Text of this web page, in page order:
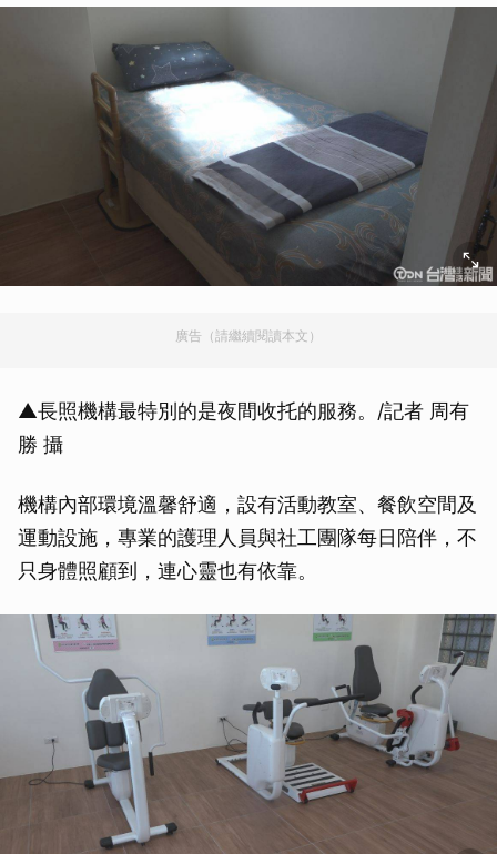
廣告（請繼續閱讀本文）
▲長照機構最特別的是夜間收托的服務。/記者 周有
勝 攝
機構內部環境溫馨舒適，設有活動教室、餐飲空間及
運動設施，專業的護理人員與社工團隊每日陪伴，不
只身體照顧到，連心靈也有依靠。